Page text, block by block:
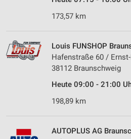
173,57 km
Louis FUNSHOP
Hafenstraße 60 /
38112 Braunschweig
Heute 09:00 - 21:00
198,89 km
AUTOPLUS AG